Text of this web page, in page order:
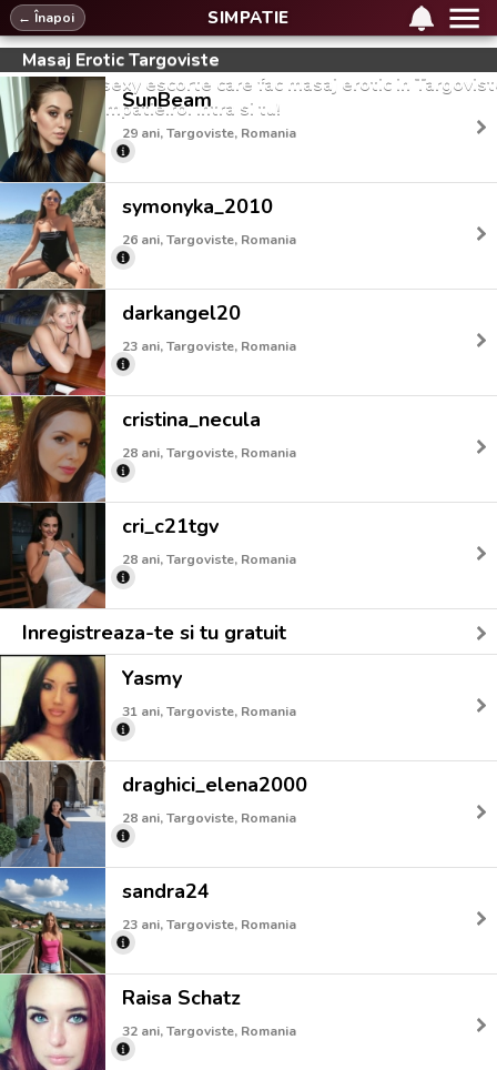
SIMPATIE
← Înapoi
Masaj Erotic Targoviste
Cele mai sexy escorte care fac masaj erotic in
sunt pe simpatie.ro. Intra si tu!
SunBeam
29 ani, Targoviste, Romania
symonyka_2010
26 ani, Targoviste, Romania
darkangel20
23 ani, Targoviste, Romania
cristina_necula
28 ani, Targoviste, Romania
cri_c21tgv
28 ani, Targoviste, Romania
Inregistreaza-te si tu gratuit
Yasmy
31 ani, Targoviste, Romania
draghici_elena2000
28 ani, Targoviste, Romania
sandra24
23 ani, Targoviste, Romania
Raisa Schatz
32 ani, Targoviste, Romania